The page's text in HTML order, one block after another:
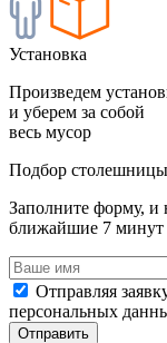
Установка
Произведем
и уберем за собой
весь мусор
Подбор
Заполните форму, и
ближайшие 7 минут
Отправляя
персональных
Отправить